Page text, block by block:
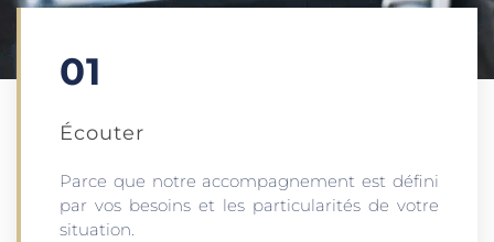
01
Écouter​
Parce que notre accompagnement est défini
par vos besoins et les particularités de votre
situation.